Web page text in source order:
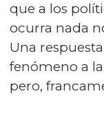
que a los
ocurra nada
Una
fenómeno a
pero,